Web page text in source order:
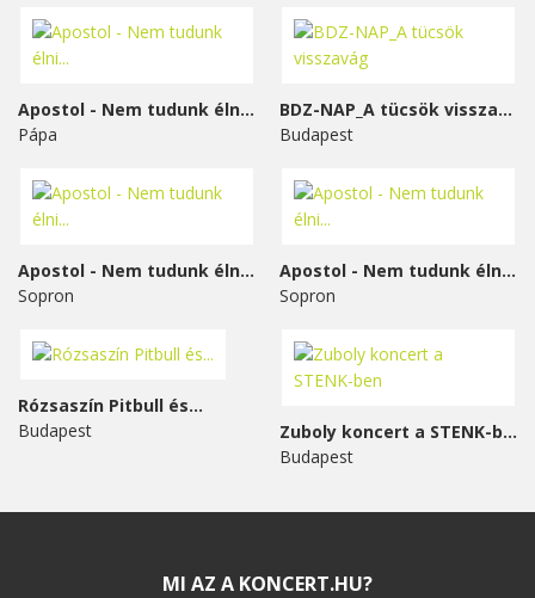
Apostol - Nem tudunk élni...
Pápa
BDZ-NAP_A tücsök visszavág
Budapest
Apostol - Nem tudunk élni...
Sopron
Apostol - Nem tudunk élni...
Sopron
Rózsaszín Pitbull és...
Budapest
Zuboly koncert a STENK-ben
Budapest
MI AZ A KONCERT.HU?